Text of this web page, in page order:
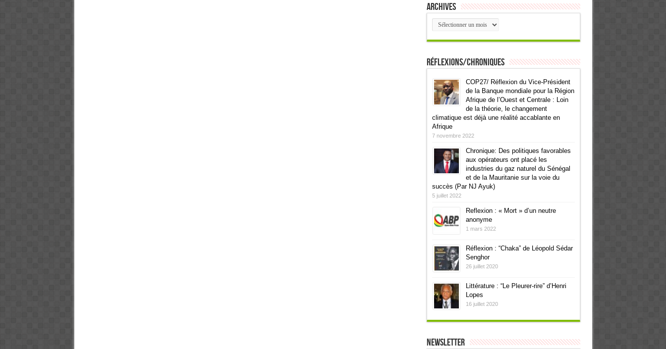
Archives
Archives
Réflexions/Chroniques
COP27/ Réflexion du Vice-Président
de la Banque mondiale pour la Région
Afrique de l’Ouest et Centrale : Loin
de la théorie, le changement
climatique est déjà une réalité accablante en
Afrique
7 novembre 2022
Chronique: Des politiques favorables
aux opérateurs ont placé les
industries du gaz naturel du Sénégal
et de la Mauritanie sur la voie du
succès (Par NJ Ayuk)
5 juillet 2022
Reflexion : « Mort » d’un neutre
anonyme
1 mars 2022
Réflexion : “Chaka” de Léopold Sédar
Senghor
26 juillet 2020
Littérature : “Le Pleurer-rire” d’Henri
Lopes
16 juillet 2020
Newsletter